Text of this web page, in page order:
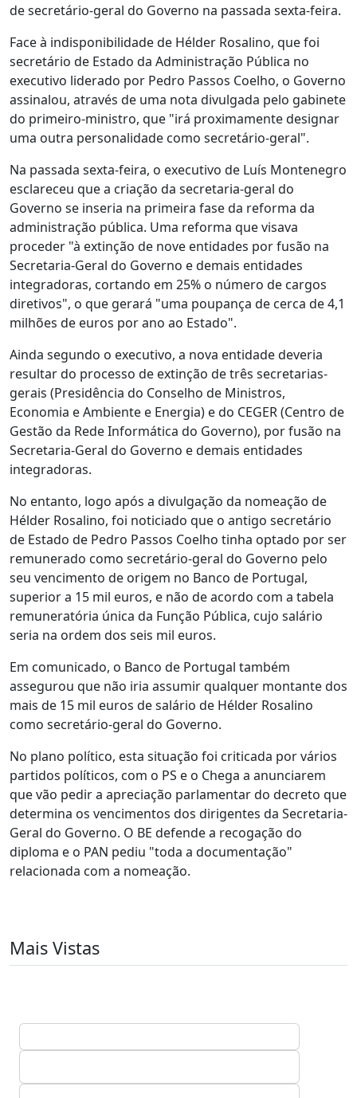
de secretário-geral do Governo na passada sexta-feira.
Face à indisponibilidade de Hélder Rosalino, que foi
secretário de Estado da Administração Pública no
executivo liderado por Pedro Passos Coelho, o Governo
assinalou, através de uma nota divulgada pelo gabinete
do primeiro-ministro, que "irá proximamente designar
uma outra personalidade como secretário-geral".
Na passada sexta-feira, o executivo de Luís Montenegro
esclareceu que a criação da secretaria-geral do
Governo se inseria na primeira fase da reforma da
administração pública. Uma reforma que visava
proceder "à extinção de nove entidades por fusão na
Secretaria-Geral do Governo e demais entidades
integradoras, cortando em 25% o número de cargos
diretivos", o que gerará "uma poupança de cerca de 4,1
milhões de euros por ano ao Estado".
Ainda segundo o executivo, a nova entidade deveria
resultar do processo de extinção de três secretarias-
gerais (Presidência do Conselho de Ministros,
Economia e Ambiente e Energia) e do CEGER (Centro de
Gestão da Rede Informática do Governo), por fusão na
Secretaria-Geral do Governo e demais entidades
integradoras.
No entanto, logo após a divulgação da nomeação de
Hélder Rosalino, foi noticiado que o antigo secretário
de Estado de Pedro Passos Coelho tinha optado por ser
remunerado como secretário-geral do Governo pelo
seu vencimento de origem no Banco de Portugal,
superior a 15 mil euros, e não de acordo com a tabela
remuneratória única da Função Pública, cujo salário
seria na ordem dos seis mil euros.
Em comunicado, o Banco de Portugal também
assegurou que não iria assumir qualquer montante dos
mais de 15 mil euros de salário de Hélder Rosalino
como secretário-geral do Governo.
No plano político, esta situação foi criticada por vários
partidos políticos, com o PS e o Chega a anunciarem
que vão pedir a apreciação parlamentar do decreto que
determina os vencimentos dos dirigentes da Secretaria-
Geral do Governo. O BE defende a recogação do
diploma e o PAN pediu "toda a documentação"
relacionada com a nomeação.
Mais Vistas